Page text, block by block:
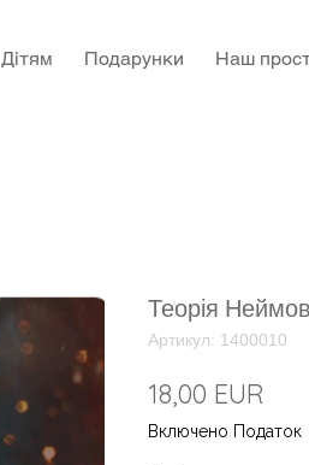
Дітям Подарунки Наш
Теорія
Артикул: 1400010
18,00 EUR
Включено Податок